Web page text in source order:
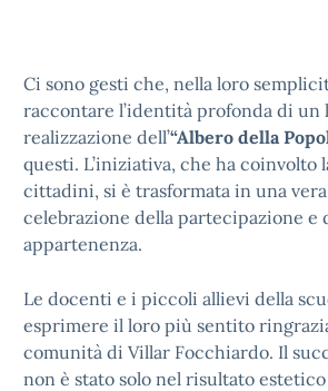
Ci sono gesti che, nella loro
raccontare l’identità profonda di un
realizzazione dell’“Albero della
questi. L’iniziativa, che ha coinvolto
cittadini, si è trasformata in una
celebrazione della partecipazione e
appartenenza.
Le docenti e i piccoli allievi della
esprimere il loro più sentito
comunità di Villar Focchiardo. Il
non è stato solo nel risultato estetico